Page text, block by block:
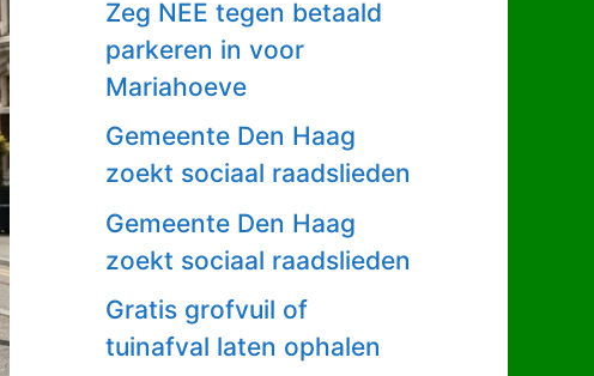
Zeg NEE tegen betaald
parkeren in voor
Mariahoeve
Gemeente Den Haag
zoekt sociaal raadslieden
Gemeente Den Haag
zoekt sociaal raadslieden
Gratis grofvuil of
tuinafval laten ophalen